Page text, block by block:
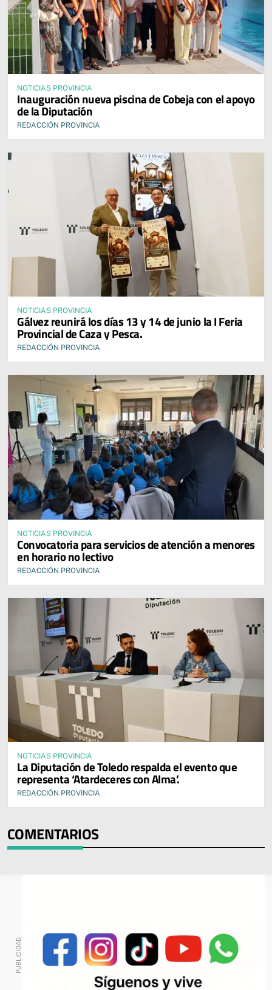
NOTICIAS PROVINCIA
Inauguración nueva piscina de Cobeja con el apoyo
de la Diputación
REDACCIÓN PROVINCIA
NOTICIAS PROVINCIA
Gálvez reunirá los días 13 y 14 de junio la I Feria
Provincial de Caza y Pesca.
REDACCIÓN PROVINCIA
NOTICIAS PROVINCIA
Convocatoria para servicios de atención a menores
en horario no lectivo
REDACCIÓN PROVINCIA
NOTICIAS PROVINCIA
La Diputación de Toledo respalda el evento que
representa ‘Atardeceres con Alma’.
REDACCIÓN PROVINCIA
COMENTARIOS